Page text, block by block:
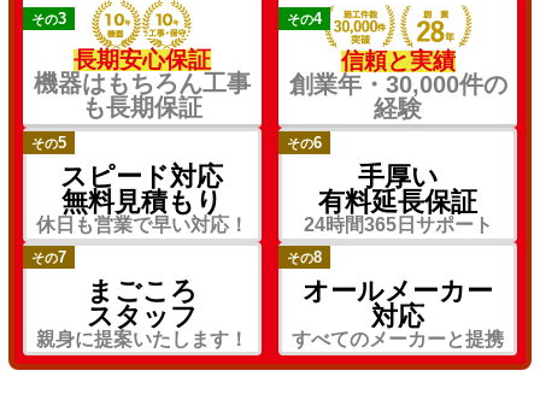
その3
長期安心保証
機器はもちろん工事
も長期保証
その4
信頼と実績
創業年・30,000件の
経験
その5
スピード対応
無料見積もり
休日も営業で早い対応！
その6
手厚い
有料延長保証
24時間365日サポート
その7
まごころ
スタッフ
親身に提案いたします！
その8
オールメーカー
対応
すべてのメーカーと提携